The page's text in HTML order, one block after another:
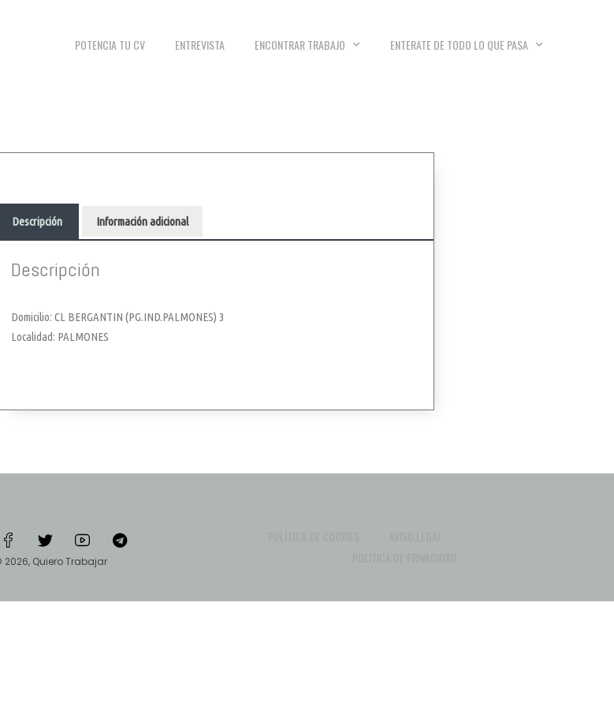
POTENCIA TU CV ENTREVISTA ENCONTRAR TRABAJO ENTERATE DE TODO LO QUE PASA
Descripción Información adicional
Descripción
Domicilio: CL BERGANTIN (PG.IND.PALMONES) 3
Localidad: PALMONES
2026, Quiero Trabajar